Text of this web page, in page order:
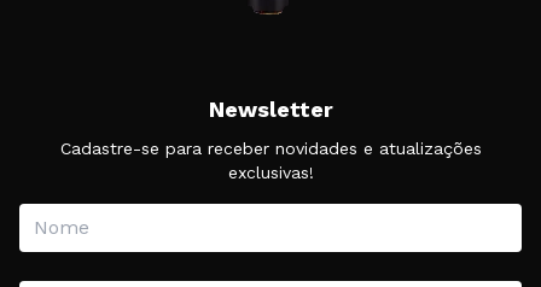
Newsletter
Cadastre-se para receber novidades e atualizações
exclusivas!